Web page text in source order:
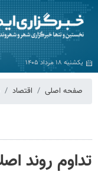
یکشنبه ۱۸ مرداد ۱۴۰۵
صفحه اصلی اقتصاد
تداوم روند